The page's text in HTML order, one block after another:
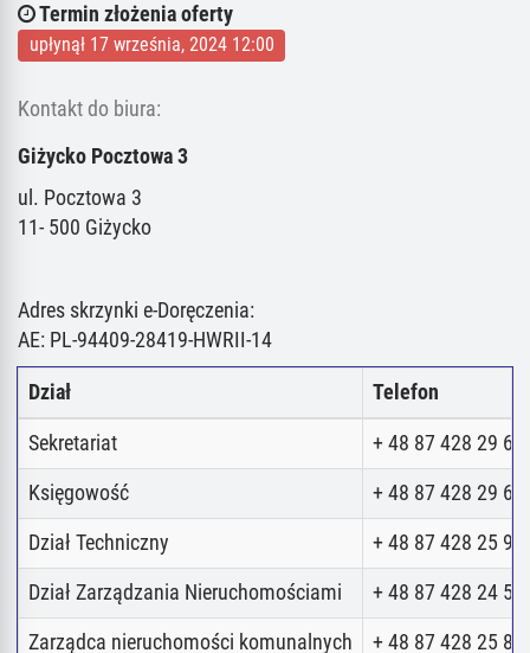
Termin złożenia oferty
upłynął 17 września, 2024 12:00
Kontakt do biura:
Giżycko Pocztowa 3
ul. Pocztowa 3
11- 500 Giżycko
Adres skrzynki e-Doręczenia:
AE: PL-94409-28419-HWRII-14
Dział Telefon
Sekretariat + 48 87 428 29 62
Księgowość + 48 87 428 29 62
Dział Techniczny + 48 87 428 25 98
Dział Zarządzania Nieruchomościami + 48 87 428 24 52
Zarządca nieruchomości komunalnych + 48 87 428 25 80